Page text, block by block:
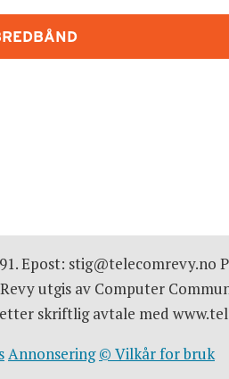
Epost: stig@telecomrevy.no
utgis av Computer
skriftlig avtale med
Annonsering © Vilkår for bruk